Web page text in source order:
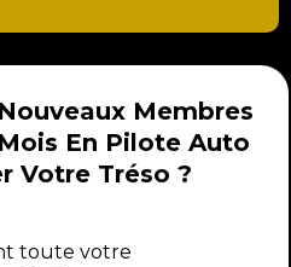
Membres
En Pilote Auto
Votre Tréso ?
toute votre